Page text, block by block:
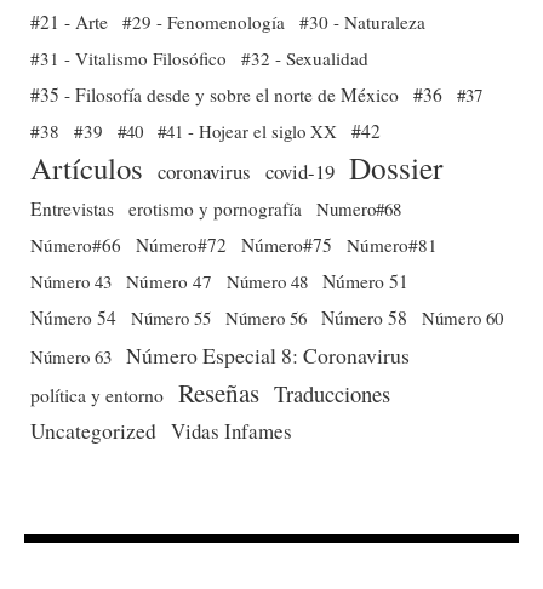
#21 - Arte #29 - Fenomenología #30 - Naturaleza
#31 - Vitalismo Filosófico
#32 - Sexualidad
#35 - Filosofía desde y sobre el norte de México #36 #37
#38
#39 #40 #41 - Hojear el siglo XX #42
Artículos coronavirus covid-19 Dossier
Entrevistas erotismo y pornografía Numero#68
Número#66
Número#72 Número#75
Número#81
Número 43 Número 47 Número 48 Número 51
Número 54 Número 55 Número 56 Número 58
Número 60
Número 63 Número Especial 8: Coronavirus
política y entorno Reseñas Traducciones
Uncategorized Vidas Infames